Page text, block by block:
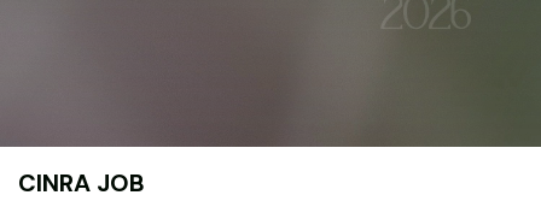
CINRA JOB